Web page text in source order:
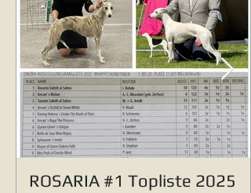
ROSARIA #1 Topliste 2025